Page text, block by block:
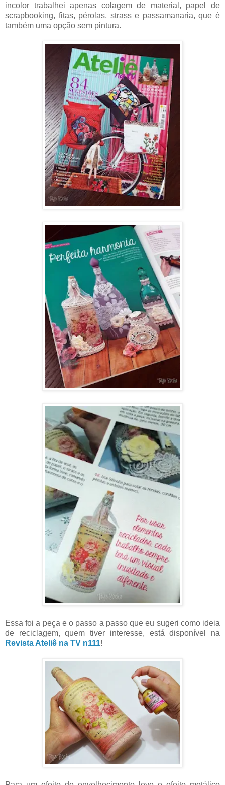
incolor trabalhei apenas colagem de material, papel de
scrapbooking, fitas, pérolas, strass e passamanaria, que é
também uma opção sem pintura.
Essa foi a peça e o passo a passo que eu sugeri como ideia
de reciclagem, quem tiver interesse, está disponível na
Revista Ateliê na TV n111!